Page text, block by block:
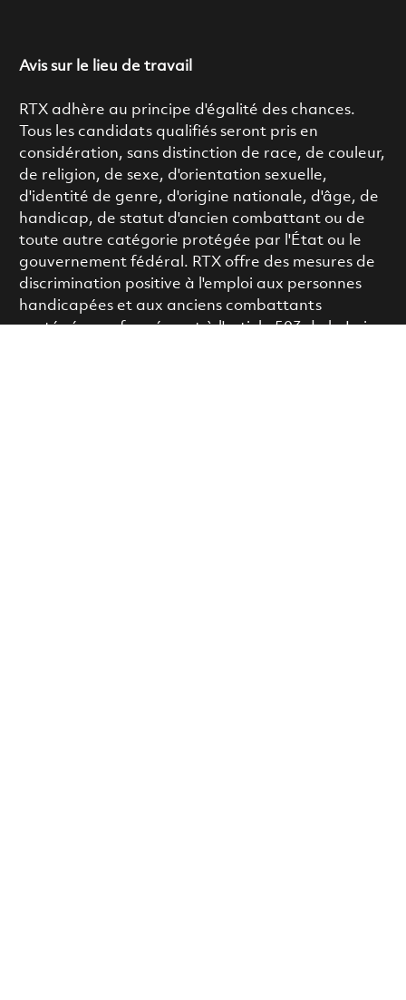
Avis sur le lieu de travail
RTX adhère au principe d'égalité des chances.
Tous les candidats qualifiés seront pris en
considération, sans distinction de race, de couleur,
de religion, de sexe, d'orientation sexuelle,
d'identité de genre, d'origine nationale, d'âge, de
handicap, de statut d'ancien combattant ou de
toute autre catégorie protégée par l'État ou le
gouvernement fédéral. RTX offre des mesures de
discrimination positive à l'emploi aux personnes
handicapées et aux anciens combattants
protégés, conformément à l'article 503 de la Loi